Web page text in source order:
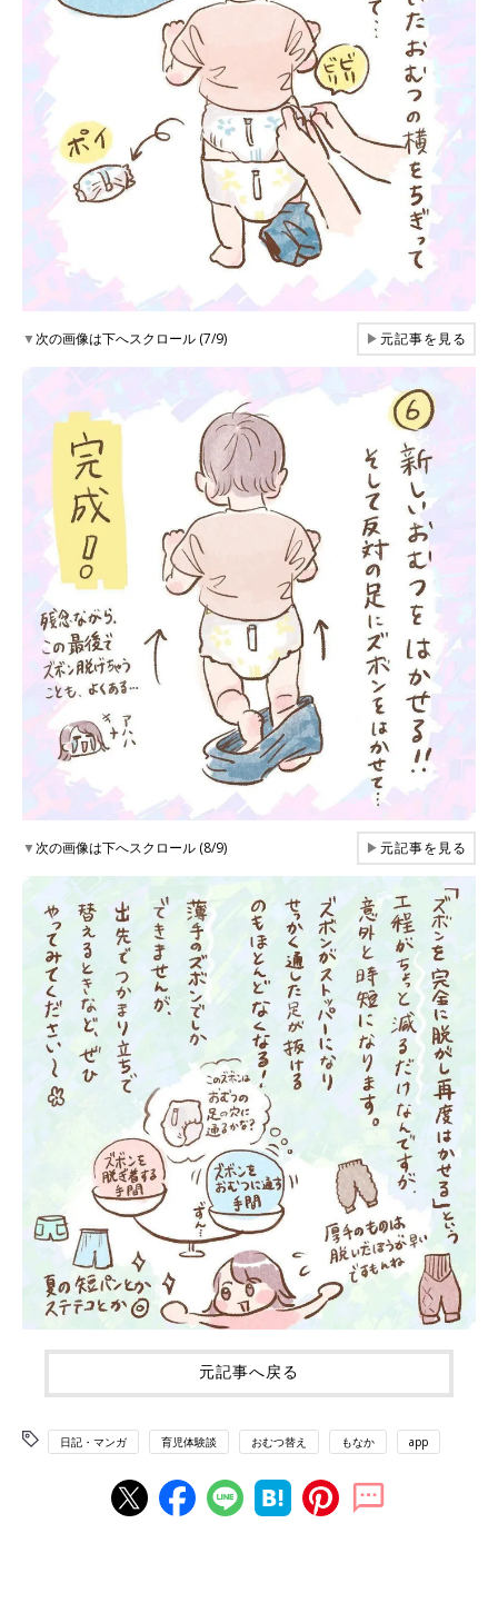
▼次の画像は下へスクロール (7/9) ▶元記事を見る
▼次の画像は下へスクロール (8/9) ▶元記事を見る
元記事へ戻る
日記・マンガ 育児体験談 おむつ替え もなか app